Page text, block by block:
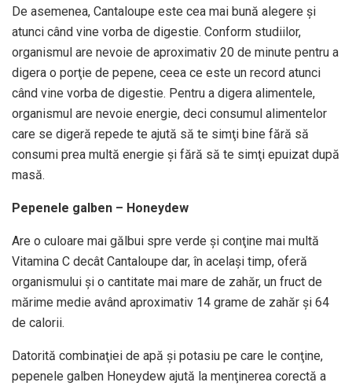
De asemenea, Cantaloupe este cea mai bună alegere şi
atunci când vine vorba de digestie. Conform studiilor,
organismul are nevoie de aproximativ 20 de minute pentru a
digera o porţie de pepene, ceea ce este un record atunci
când vine vorba de digestie. Pentru a digera alimentele,
organismul are nevoie energie, deci consumul alimentelor
care se digeră repede te ajută să te simţi bine fără să
consumi prea multă energie şi fără să te simţi epuizat după
masă.
Pepenele galben – Honeydew
Are o culoare mai gălbui spre verde şi conţine mai multă
Vitamina C decât Cantaloupe dar, în acelaşi timp, oferă
organismului şi o cantitate mai mare de zahăr, un fruct de
mărime medie având aproximativ 14 grame de zahăr şi 64
de calorii.
Datorită combinaţiei de apă şi potasiu pe care le conţine,
pepenele galben Honeydew ajută la menţinerea corectă a